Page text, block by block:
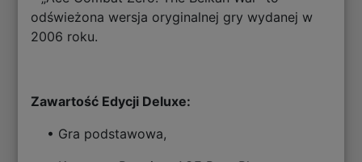
odświeżona wersja oryginalnej gry wydanej w
2006 roku.
Zawartość Edycji Deluxe:
• Gra podstawowa,